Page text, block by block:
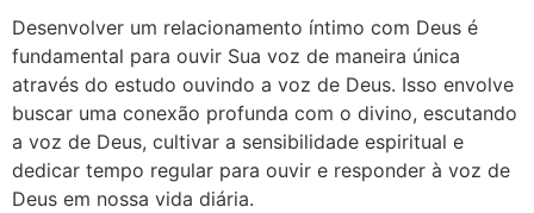
Desenvolver um relacionamento íntimo com Deus é
fundamental para ouvir Sua voz de maneira única
através do estudo ouvindo a voz de Deus. Isso envolve
buscar uma conexão profunda com o divino, escutando
a voz de Deus, cultivar a sensibilidade espiritual e
dedicar tempo regular para ouvir e responder à voz de
Deus em nossa vida diária.